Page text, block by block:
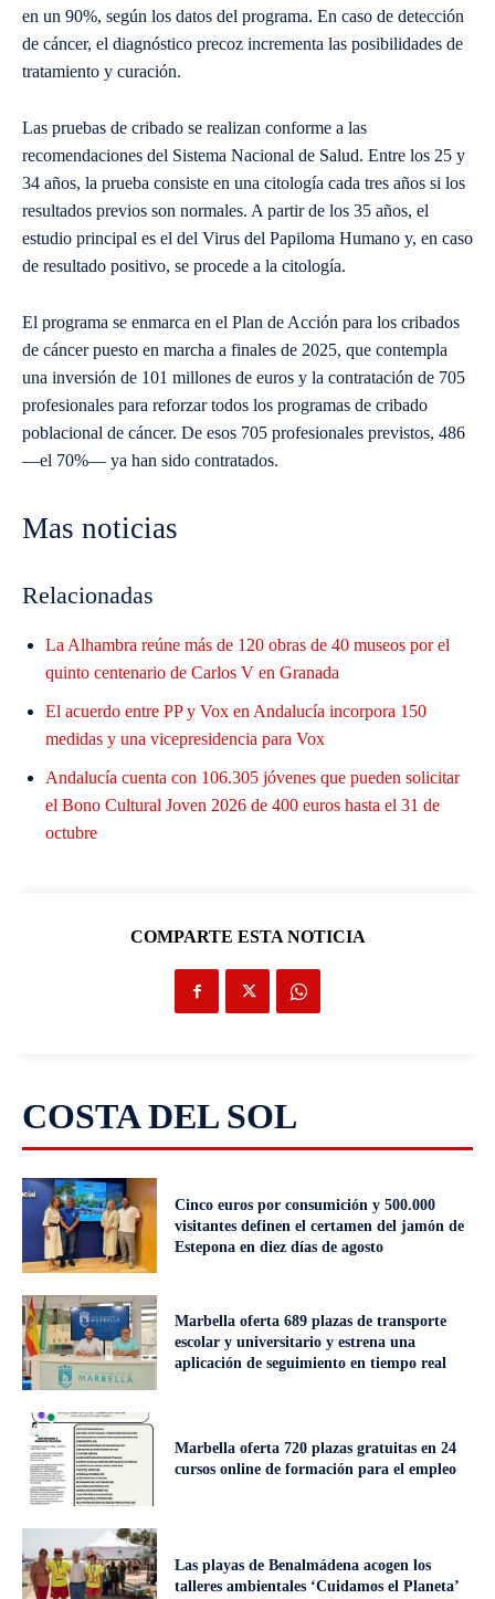
en un 90%, según los datos del programa. En caso de detección
de cáncer, el diagnóstico precoz incrementa las posibilidades de
tratamiento y curación.
Las pruebas de cribado se realizan conforme a las
recomendaciones del Sistema Nacional de Salud. Entre los 25 y
34 años, la prueba consiste en una citología cada tres años si los
resultados previos son normales. A partir de los 35 años, el
estudio principal es el del Virus del Papiloma Humano y, en caso
de resultado positivo, se procede a la citología.
El programa se enmarca en el Plan de Acción para los cribados
de cáncer puesto en marcha a finales de 2025, que contempla
una inversión de 101 millones de euros y la contratación de 705
profesionales para reforzar todos los programas de cribado
poblacional de cáncer. De esos 705 profesionales previstos, 486
—el 70%— ya han sido contratados.
Mas noticias
Relacionadas
La Alhambra reúne más de 120 obras de 40 museos por el
quinto centenario de Carlos V en Granada
El acuerdo entre PP y Vox en Andalucía incorpora 150
medidas y una vicepresidencia para Vox
Andalucía cuenta con 106.305 jóvenes que pueden solicitar
el Bono Cultural Joven 2026 de 400 euros hasta el 31 de
octubre
COMPARTE ESTA NOTICIA
COSTA DEL SOL
Cinco euros por consumición y 500.000
visitantes definen el certamen del jamón de
Estepona en diez días de agosto
Marbella oferta 689 plazas de transporte
escolar y universitario y estrena una
aplicación de seguimiento en tiempo real
Marbella oferta 720 plazas gratuitas en 24
cursos online de formación para el empleo
Las playas de Benalmádena acogen los
talleres ambientales ‘Cuidamos el Planeta’